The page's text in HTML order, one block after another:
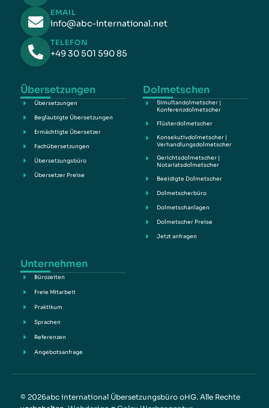
EMAIL
info@abc-international.net
TELEFON
+49 30 501 590 85
Übersetzungen
Übersetzungen
Beglaubigte Übersetzungen
Ermächtigte Übersetzer
Fachübersetzungen
Übersetzungsbüro
Übersetzer Preise
Dolmetschen
Simultandolmetscher |
Konferenzdolmetscher
Flüsterdolmetscher
Konsekutivdolmetscher |
Verhandlungsdolmetscher
Gerichtsdolmetscher |
Notariatsdolmetscher
Beeidigte Dolmetscher
Dolmetscherbüro
Dolmetschanlagen
Dolmetscher Preise
Jetzt anfragen
Unternehmen
Bürozeiten
Freie Mitarbeit
Praktikum
Sprachen
Referenzen
Angebotsanfrage
© 2026abc international Übersetzungsbüro oHG. Alle Rechte